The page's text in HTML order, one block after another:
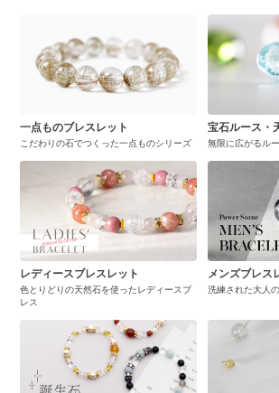
一点ものブレスレット
こだわりの石でつくった一点ものシリーズ
宝石ルース・
無限に広がるル
レディースブレスレット
色とりどりの天然石を使ったレディースブ
レス
メンズブレス
洗練された大人